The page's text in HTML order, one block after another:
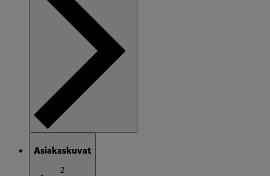
Asiakaskuvat
2